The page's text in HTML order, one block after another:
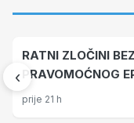
‹
RATNI ZLOČINI BEZ
PRAVOMOĆNOG
nastavak Tovarnik 1991.: Pet
prije 21 h